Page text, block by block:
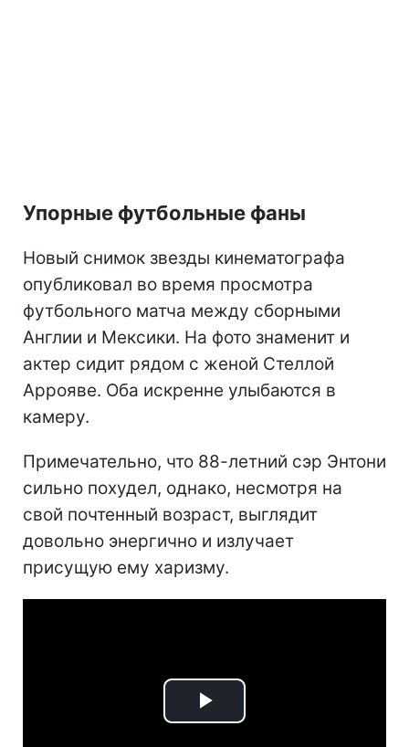
Упорные футбольные фаны
Новый снимок звезды кинематографа
опубликовал во время просмотра
футбольного матча между сборными
Англии и Мексики. На фото знаменит и
актер сидит рядом с женой Стеллой
Аррояве. Оба искренне улыбаются в
камеру.
Примечательно, что 88-летний сэр Энтони
сильно похудел, однако, несмотря на
свой почтенный возраст, выглядит
довольно энергично и излучает
присущую ему харизму.
Play